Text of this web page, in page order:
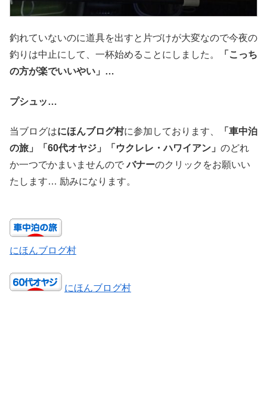
釣れていないのに道具を出すと片づけが大変なので今夜の
釣りは中止にして、一杯始めることにしました。
「こっち
の方が楽でいいやい」…
プシュッ…
当ブログはにほんブログ村に参加しております、
「車中泊
の旅」「60代オヤジ」「ウクレレ・ハワイアン」 のどれ
か一つでかまいませんのでバナーのクリックをお願いい
たします… 励みになります。
にほんブログ村
にほんブログ村